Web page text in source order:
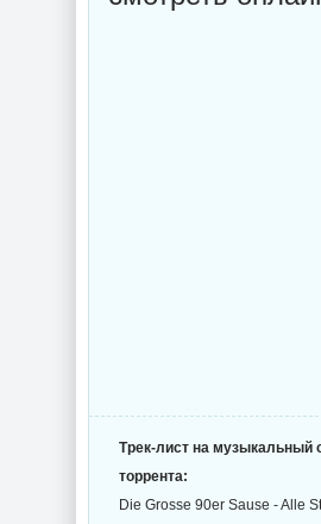
Трек-лист на музыкальный
торрента:
Die Grosse 90er Sause - Alle